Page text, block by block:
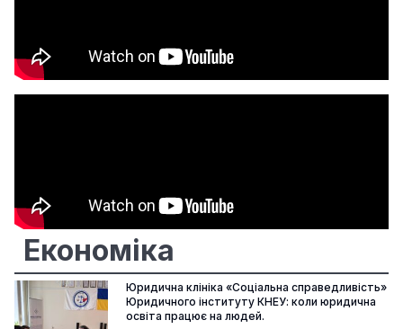
Економіка
Юридична клініка «Соціальна справедливість»
Юридичного інституту КНЕУ: коли юридична
освіта працює на людей.